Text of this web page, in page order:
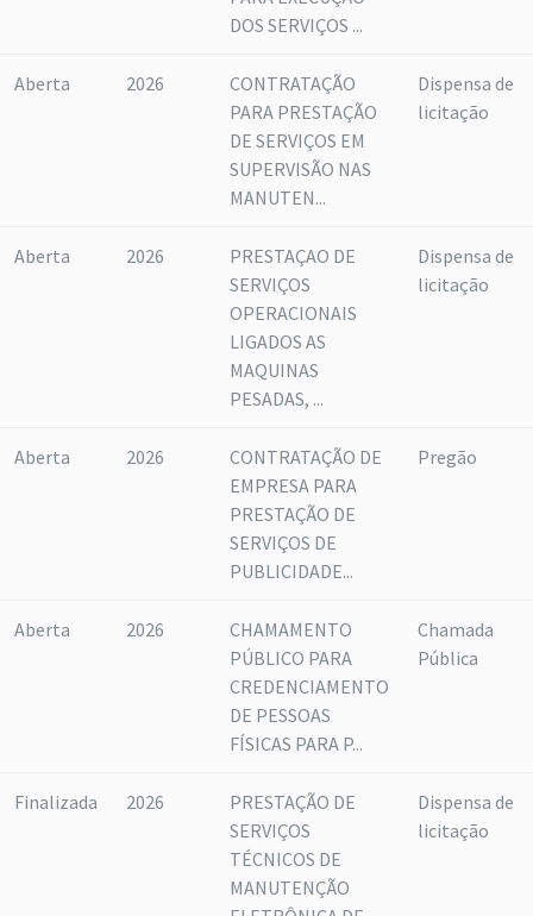
DOS SERVIÇOS ...
Aberta 2026
CONTRATAÇÃO
PARA PRESTAÇÃO
DE SERVIÇOS EM
SUPERVISÃO NAS
MANUTEN...
Dispensa de
licitação
Aberta 2026
PRESTAÇAO DE
SERVIÇOS
OPERACIONAIS
LIGADOS AS
MAQUINAS
PESADAS, ...
Dispensa de
licitação
Aberta 2026
CONTRATAÇÃO DE
EMPRESA PARA
PRESTAÇÃO DE
SERVIÇOS DE
PUBLICIDADE...
Pregão
Aberta 2026
CHAMAMENTO
PÚBLICO PARA
CREDENCIAMENTO
DE PESSOAS
FÍSICAS PARA P...
Chamada
Pública
Finalizada 2026
PRESTAÇÃO DE
SERVIÇOS
TÉCNICOS DE
MANUTENÇÃO
Dispensa de
licitação